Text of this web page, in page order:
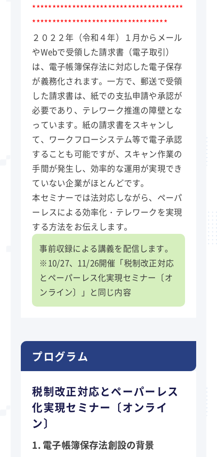
**************************************
**********************************
２０２２年（令和４年）１月からメール
やWebで受領した請求書（電子取引）
は、電子帳簿保存法に対応した電子保存
が義務化されます。一方で、郵送で受領
した請求書は、紙での支払申請や承認が
必要であり、テレワーク推進の障壁とな
っています。紙の請求書をスキャンし
て、ワークフローシステム等で電子承認
することも可能ですが、スキャン作業の
手間が発生し、効率的な運用が実現でき
ていない企業がほとんどです。
本セミナーでは法対応しながら、ペーパ
ーレスによる効率化・テレワークを実現
する方法をお伝えします。
事前収録による講義を配信します。
※10/27、11/26開催「税制改正対応
とペーパーレス化実現セミナー〔オ
ンライン〕」と同じ内容
プログラム
税制改正対応とペーパーレス
化実現セミナー〔オンライ
ン〕
1. 電子帳簿保存法創設の背景